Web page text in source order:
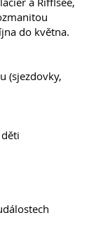
do května.
(sjezdovky,